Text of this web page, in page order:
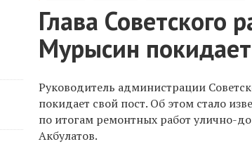
Глава Советского
Мурысин
Руководитель администрации
покидает свой пост. Об этом стало
по итогам ремонтных работ улично-
Акбулатов.